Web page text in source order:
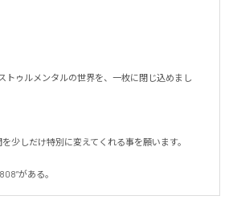
トゥルメンタルの世界を、一枚に閉じ込めまし
少しだけ特別に変えてくれる事を願います。
がある。